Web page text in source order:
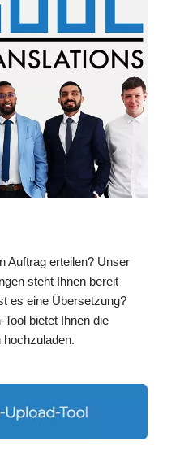
Auftrag erteilen? Unser
steht Ihnen bereit
es eine Übersetzung?
bietet Ihnen die
hochzuladen.